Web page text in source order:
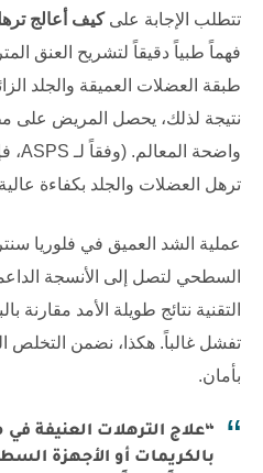
تتطلب الإجابة علىكيف أعالج
فهماً طبياً دقيقاً لتشريح العنق
طبقة العضلات العميقة والجلد
نتيجة لذلك، يحصل المريض على
واضحة المعالم. (وفقاً لـ ASPS،
ترهل العضلات والجلد بكفاءة
عملية الشد العميق في فلوريا سنتر
السطحي لتصل إلى الأنسجة
التقنية نتائج طويلة الأمد مقارنة
تفشل غالباً. هكذا، نضمن التخلص
بأمان.
“علاج الترهلات العنيفة
بالكريمات أو الأجهزة